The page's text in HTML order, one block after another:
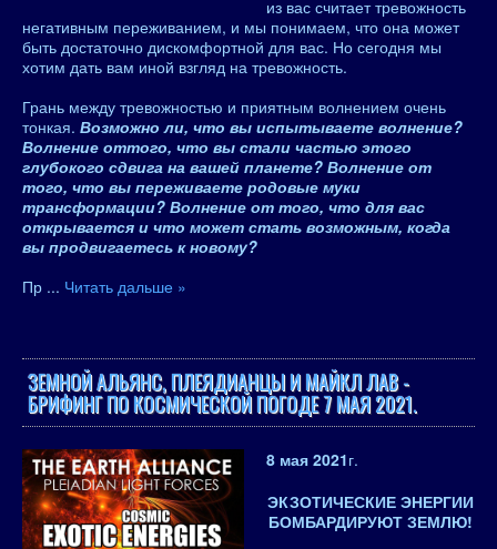
из вас считает тревожность
негативным переживанием, и мы понимаем, что она может
быть достаточно дискомфортной для вас. Но сегодня мы
хотим дать вам иной взгляд на тревожность.
Грань между тревожностью и приятным волнением очень
тонкая. Возможно ли, что вы испытываете волнение?
Волнение оттого, что вы стали частью этого
глубокого сдвига на вашей планете? Волнение от
того, что вы переживаете родовые муки
трансформации? Волнение от того, что для вас
открывается и что может стать возможным, когда
вы продвигаетесь к новому?
Пр ... Читать дальше »
ЗЕМНОЙ АЛЬЯНС, ПЛЕЯДИАНЦЫ И МАЙКЛ ЛАВ -
БРИФИНГ ПО КОСМИЧЕСКОЙ ПОГОДЕ 7 МАЯ 2021.
8 мая 2021г.
ЭКЗОТИЧЕСКИЕ ЭНЕРГИИ
БОМБАРДИРУЮТ ЗЕМЛЮ!